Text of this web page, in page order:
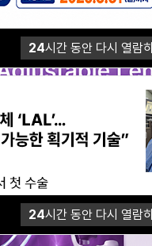
24시간 동안 다시 열람
24시간 동안 다시 열람